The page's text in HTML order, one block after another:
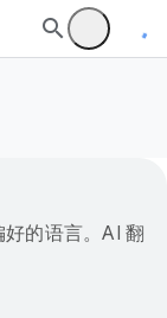
的语言。AI 翻